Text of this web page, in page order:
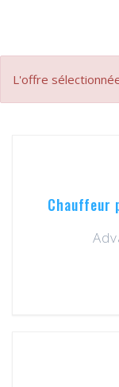
L'offre
Chauffeur